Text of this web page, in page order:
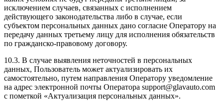
исключением случаев, связанных с исполнением
действующего законодательства либо в случае, если
субъектом персональных данных дано согласие Оператору на
передачу данных третьему лицу для исполнения обязательств
по гражданско-правовому договору.
10.3. В случае выявления неточностей в персональных
данных, Пользователь может актуализировать их
самостоятельно, путем направления Оператору уведомление
на адрес электронной почты Оператора support@glavauto.com
с пометкой «Актуализация персональных данных».